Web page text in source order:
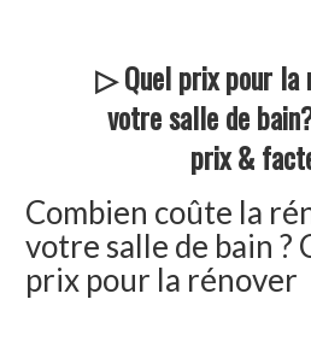
▷ Quel prix pour la
votre salle de
prix &
Combien coûte la
votre salle de bain ?
prix pour la rénover